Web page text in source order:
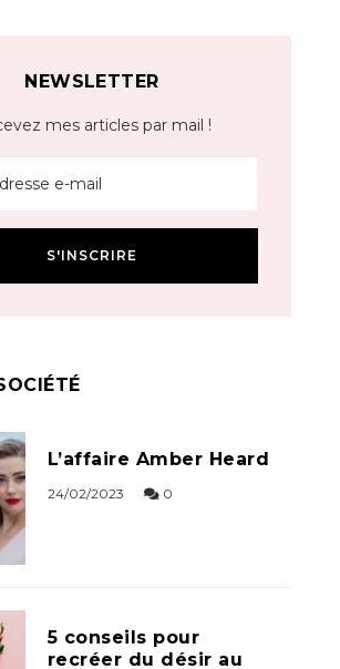
NEWSLETTER
mes articles par mail !
L’affaire Amber Heard
24/02/2023 0
5 conseils pour
recréer du désir au